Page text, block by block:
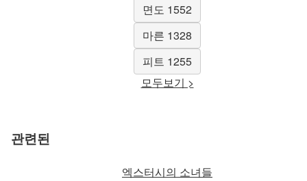
면도 1552
마른 1328
피트 1255
모두보기 >
관련된
엑스터시의 소녀들